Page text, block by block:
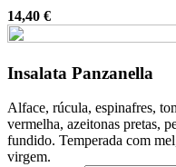
14,40 €
Insalata Panzanella
Alface, rúcula, espinafres,
vermelha, azeitonas pretas,
fundido. Temperada com
virgem.